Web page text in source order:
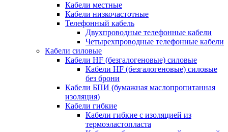
Кабели местные
Кабели низкочастотные
Телефонный кабель
Двухпроводные телефонные кабели
Четырехпроводные телефонные кабели
Кабели силовые
Кабели HF (безгалогеновые) силовые
Кабели HF (безгалогеновые) силовые
без брони
Кабели БПИ (бумажная маслопропитанная
изоляция)
Кабели гибкие
Кабели гибкие с изоляцией из
термоэластопласта